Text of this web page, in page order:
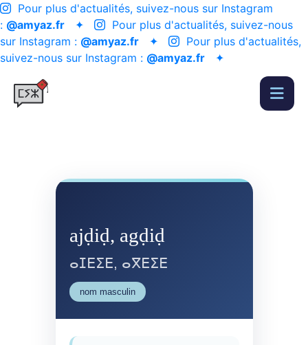
Pour plus d'actualités, suivez-nous sur Instagram
: @amyaz.fr ✦
Pour plus d'actualités, suivez-nous
sur Instagram : @amyaz.fr ✦
Pour plus d'actualités,
suivez-nous sur Instagram : @amyaz.fr ✦
ajḍiḍ, agḍiḍ
ⴰⵊⴹⵉⴹ, ⴰⴳⴹⵉⴹ
nom masculin